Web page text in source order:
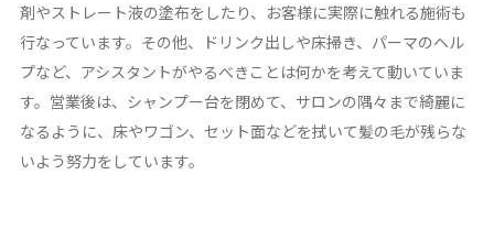
剤やストレート液の塗布をしたり、お客様に実際に触れる施術も
行なっています。その他、ドリンク出しや床掃き、パーマのヘル
プなど、アシスタントがやるべきことは何かを考えて動いていま
す。営業後は、シャンプー台を閉めて、サロンの隅々まで綺麗に
なるように、床やワゴン、セット面などを拭いて髪の毛が残らな
いよう努力をしています。